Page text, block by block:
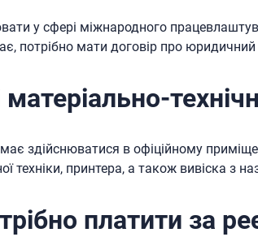
у сфері міжнародного
потрібно мати договір про
матеріально-
має здійснюватися в офіційному
техніки, принтера, а також вивіска з
платити за